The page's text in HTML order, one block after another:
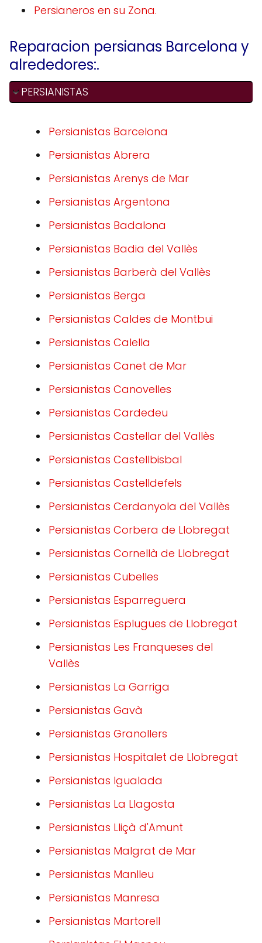
Persianeros en su Zona.
Reparacion persianas Barcelona y
alrededores:.
PERSIANISTAS
Persianistas Barcelona
Persianistas Abrera
Persianistas Arenys de Mar
Persianistas Argentona
Persianistas Badalona
Persianistas Badia del Vallès
Persianistas Barberà del Vallès
Persianistas Berga
Persianistas Caldes de Montbui
Persianistas Calella
Persianistas Canet de Mar
Persianistas Canovelles
Persianistas Cardedeu
Persianistas Castellar del Vallès
Persianistas Castellbisbal
Persianistas Castelldefels
Persianistas Cerdanyola del Vallès
Persianistas Corbera de Llobregat
Persianistas Cornellà de Llobregat
Persianistas Cubelles
Persianistas Esparreguera
Persianistas Esplugues de Llobregat
Persianistas Les Franqueses del
Vallès
Persianistas La Garriga
Persianistas Gavà
Persianistas Granollers
Persianistas Hospitalet de Llobregat
Persianistas Igualada
Persianistas La Llagosta
Persianistas Lliçà d'Amunt
Persianistas Malgrat de Mar
Persianistas Manlleu
Persianistas Manresa
Persianistas Martorell